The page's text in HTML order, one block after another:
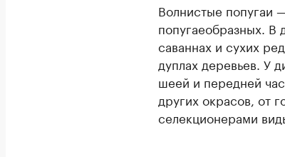
Волнистые попугаи
попугаеобразных. В
саваннах и сухих
дуплах деревьев. У
шеей и передней
других окрасов, от
селекционерами